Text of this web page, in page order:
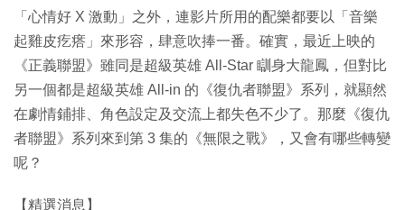
「心情好 X 激動」之外，連影片所用的配樂都要以「音樂
起雞皮疙瘩 」來形容，肆意吹捧一番。確實，最近上映的
《正義聯盟》雖同是超級英雄 All-Star 瞓身大龍鳳，但對比
另一個都是超級英雄 All-in 的《復仇者聯盟》系列，就顯然
在劇情鋪排、角色設定及交流上都失色不少了。那麼《復仇
者聯盟》系列來到第 3 集的《無限之戰》，又會有哪些轉變
呢？
【精選消息】